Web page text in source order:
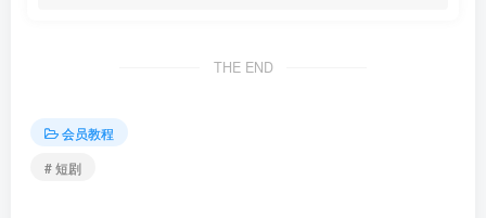
THE END
会员教程
# 短剧